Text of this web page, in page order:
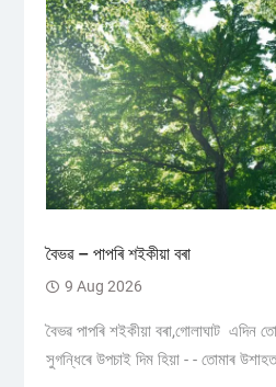
বৈভৱ – পাপৰি শইকীয়া বৰা
9 Aug 2026
বৈভৱ পাপৰি শইকীয়া বৰা,গোলাঘাট এদিন
সুগন্ধিৰে উপচাই দিম হিয়া - - তোমাৰ